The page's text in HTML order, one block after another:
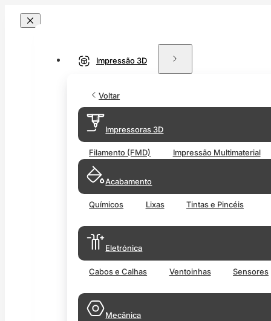
Impressão 3D
Voltar
Impressoras 3D
Filamento (FMD) Impressão Multimaterial
Acabamento
Químicos Lixas Tintas e Pincéis
Eletrónica
Cabos e Calhas Ventoinhas Sensores
Mecânica